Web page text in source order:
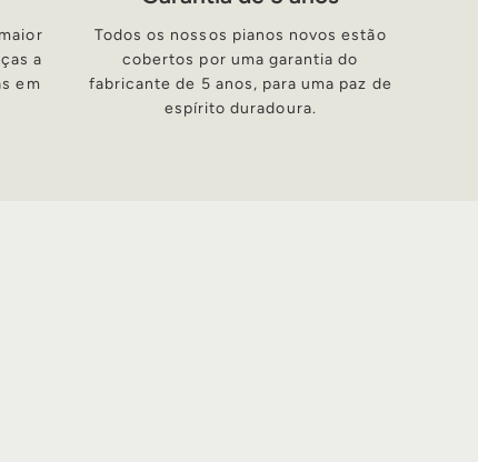
a
em
Todos os nossos pianos novos estão
cobertos por uma garantia do
fabricante de 5 anos, para uma paz de
espírito duradoura.